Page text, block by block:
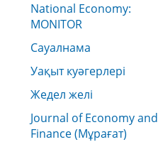
National Economy:
MONITOR
Сауалнама
Уақыт куәгерлері
Жедел желі
Journal of Economy and
Finance (Мұрағат)